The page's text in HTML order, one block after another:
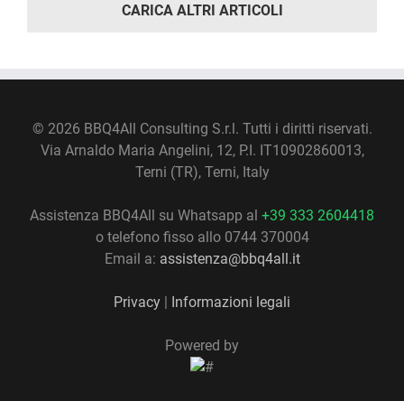
CARICA ALTRI ARTICOLI
© 2026 BBQ4All Consulting S.r.l. Tutti i diritti riservati.
Via Arnaldo Maria Angelini, 12, P.I. IT10902860013,
Terni (TR), Terni, Italy
Assistenza BBQ4All su Whatsapp al +39 333 2604418
o telefono fisso allo 0744 370004
Email a: assistenza@bbq4all.it
Privacy | Informazioni legali
Powered by